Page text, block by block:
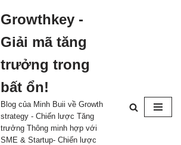
Growthkey -
Giải mã tăng
trưởng trong
bất ổn!
Blog của Minh Buii về Growth
strategy - Chiến lược Tăng
trưởng Thông minh hợp với
SME & Startup- Chiến lược